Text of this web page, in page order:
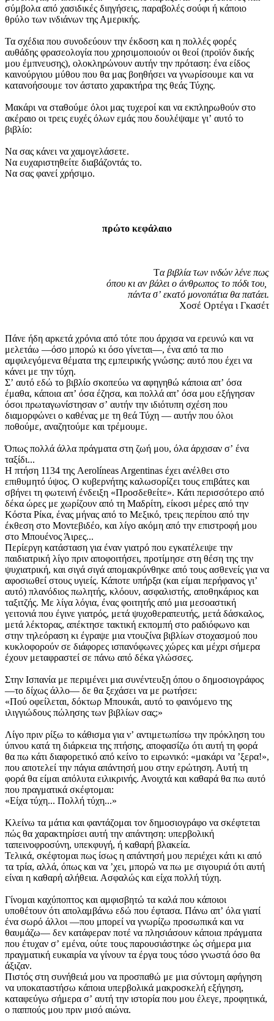
σύμβολα από χασιδικές διηγήσεις, παραβολές σούφι ή κάποιο
θρύλο των ινδιάνων της Αμερικής.
Τα σχέδια που συνοδεύουν την έκδοση και η πολλές φορές
αυθάδης φρασεολογία που χρησιμοποιούν οι θεοί (προϊόν δικής
μου έμπνευσης), ολοκληρώνουν αυτήν την πρόταση: ένα είδος
καινούργιου μύθου που θα μας βοηθήσει να γνωρίσουμε και να
κατανοήσουμε τον άστατο χαρακτήρα της θεάς Τύχης.
Μακάρι να σταθούμε όλοι μας τυχεροί και να εκπληρωθούν στο
ακέραιο οι τρεις ευχές όλων εμάς που δουλέψαμε γιʼ αυτό το
βιβλίο:
Να σας κάνει να χαμογελάσετε.
Να ευχαριστηθείτε διαβάζοντάς το.
Να σας φανεί χρήσιμο.
πρώτο κεφάλαιο
Τα βιβλία των ινδών λένε πως
όπου κι αν βάλει ο άνθρωπος το πόδι του,
πάντα σʼ εκατό μονοπάτια θα πατάει.
Χοσέ Ορτέγα ι Γκασέτ
Πάνε ήδη αρκετά χρόνια από τότε που άρχισα να ερευνώ και να
μελετάω —όσο μπορώ κι όσο γίνεται—, ένα από τα πιο
αμφιλεγόμενα θέματα της εμπειρικής γνώσης: αυτό που έχει να
κάνει με την τύχη.
Σʼ αυτό εδώ το βιβλίο σκοπεύω να αφηγηθώ κάποια απʼ όσα
έμαθα, κάποια απʼ όσα έζησα, και πολλά απʼ όσα μου εξήγησαν
όσοι πρωταγωνίστησαν σʼ αυτήν την ιδιό­τυπη σχέση που
διαμορφώνει ο καθένας με τη θεά Τύχη — αυτήν που όλοι
ποθούμε, αναζητούμε και τρέμουμε.
Όπως πολλά άλλα πράγματα στη ζωή μου, όλα άρχισαν σʼ ένα
ταξίδι...
Η πτήση 1134 της Aerolíneas Argentinas έχει ανέλθει στο
επιθυμητό ύψος. Ο κυβερνήτης καλωσορίζει τους επιβάτες και
σβήνει τη φωτεινή ένδειξη «Προσδεθείτε». Κάτι περισσότερο από
δέκα ώρες με χωρίζουν από τη Μαδρίτη, είκοσι μέρες από την
Κόστα Ρίκα, ένας μήνας από το Μεξικό, τρεις περίπου από την
έκθεση στο Μοντεβιδέο, και λίγο ακόμη από την επιστροφή μου
στο Μπουένος Άιρες...
Περίεργη κατάσταση για έναν γιατρό που εγκατέλειψε την
παιδιατρική λίγο πριν αποφοιτήσει, προτίμησε στη θέση της την
ψυχιατρική, και σιγά σιγά απομακρύνθηκε από τους ασθενείς για να
αφοσιωθεί στους υγιείς. Κάποτε υπήρξα (και είμαι περήφανος γιʼ
αυτό) πλανόδιος πωλητής, κλόουν, ασφαλιστής, αποθηκάριος και
ταξιτζής. Με λίγα λόγια, ένας φοιτητής από μια μεσοαστική
γειτονιά που έγινε γιατρός, μετά ψυχοθεραπευτής, μετά δάσκαλος,
μετά λέκτορας, απέκτησε τακτική εκπομπή στο ραδιόφωνο και
στην τηλεόραση κι έγραψε μια ντουζίνα βιβλίων στοχασμού που
κυκλοφορούν σε διάφορες ισπανόφωνες χώρες και μέχρι σήμερα
έχουν μεταφραστεί σε πάνω από δέκα γλώσσες.
Στην Ισπανία με περιμένει μια συνέντευξη όπου ο δημοσιογράφος
—το δίχως άλλο— δε θα ξεχάσει να με ρωτήσει:
«Πού οφείλεται, δόκτωρ Μπουκάι, αυτό το φαινόμενο της
ιλιγγιώδους πώλησης των βιβλίων σας;»
Λίγο πριν ρίξω το κάθισμα για νʼ αντιμετωπίσω την πρόκληση του
ύπνου κατά τη διάρκεια της πτήσης, αποφασίζω ότι αυτή τη φορά
θα πω κάτι διαφορετικό από κείνο το ειρωνικό: «μακάρι να ʼξερα!»,
που αποτελεί την πάγια απάντησή μου στην ερώτηση. Αυτή τη
φορά θα είμαι απόλυτα ειλικρινής. Ανοιχτά και καθαρά θα πω αυτό
που πραγματικά σκέφτομαι:
«Είχα τύχη... Πολλή τύχη...»
Κλείνω τα μάτια και φαντάζομαι τον δημοσιογράφο να σκέφτεται
πώς θα χαρακτηρίσει αυτή την απάντηση: υπερβολική
ταπεινοφροσύνη, υπεκφυγή, ή καθαρή βλακεία.
Τελικά, σκέφτομαι πως ίσως η απάντησή μου περιέχει κάτι κι από
τα τρία, αλλά, όπως και να ʼχει, μπορώ να πω με σιγουριά ότι αυτή
είναι η καθαρή αλήθεια. Ασφαλώς και είχα πολλή τύχη.
Γίνομαι καχύποπτος και αμφισβητώ τα καλά που κάποιοι
υποθέτουν ότι απολαμβάνω εδώ που έφτασα. Πάνω απʼ όλα γιατί
ένα σωρό άλλοι —που μπορεί να γνωρίζω προσωπικά και να
θαυμάζω— δεν κατάφεραν ποτέ να πλησιάσουν κάποια πράγματα
που έτυχαν σʼ εμένα, ούτε τους παρουσιάστηκε ώς σήμερα μια
πραγματική ευκαιρία να γίνουν τα έργα τους τόσο γνωστά όσο θα
άξιζαν.
Πιστός στη συνήθειά μου να προσπαθώ με μια σύντομη αφήγηση
να υποκαταστήσω κάποια υπερβολικά μακροσκελή εξήγηση,
καταφεύγω σήμερα σʼ αυτή την ιστορία που μου έλεγε, προφητικά,
ο παππούς μου πριν μισό αιώνα.